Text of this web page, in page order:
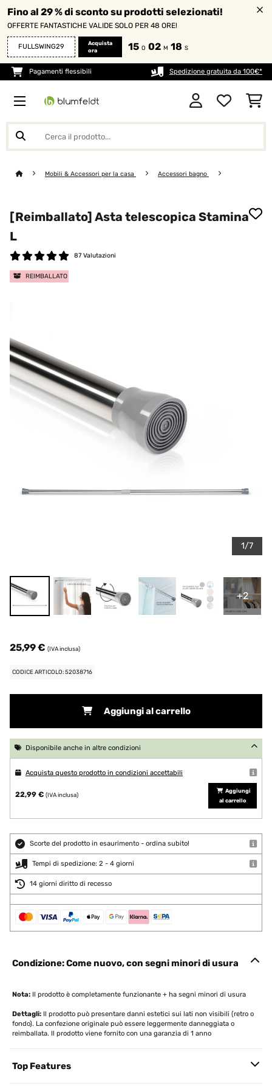
Fino al 29 % di sconto su prodotti selezionati!
OFFERTE FANTASTICHE VALIDE SOLO PER 48 ORE!
FULLSWING29
Acquista
ora
15 O 02 M 18 S
Pagamenti flessibili Spedizione gratuita da 100€*
Mobili & Accessori per la casa Accessori bagno
[Reimballato] Asta telescopica Stamina
L
87 Valutazioni
REIMBALLATO
1/7
+2
25,99 € (IVA inclusa)
CODICE ARTICOLO: 52038716
Aggiungi al carrello
Disponibile anche in altre condizioni
Acquista questo prodotto in condizioni accettabili
22,99 € (IVA inclusa)
Aggiungi
al carrello
Scorte del prodotto in esaurimento - ordina subito!
Tempi di spedizione: 2 - 4 giorni
14 giorni diritto di recesso
Condizione: Come nuovo, con segni minori di usura
Nota: Il prodotto è completamente funzionante + ha segni minori di usura
Dettagli: Il prodotto può presentare danni estetici sui lati non visibili (retro o
fondo). La confezione originale può essere leggermente danneggiata o
reimballata. Il prodotto viene fornito con una garanzia di 1 anno
Top Features